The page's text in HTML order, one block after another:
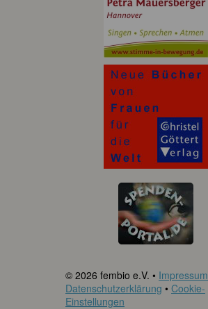
© 2026 fembio e.V. • Impressum
Datenschutzerklärung • Cookie-
Einstellungen